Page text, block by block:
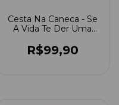
Cesta Na Caneca - Se
A Vida Te Der Uma
Chocolate
R$99,90